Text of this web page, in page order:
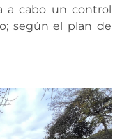
a cabo un control
según el plan de